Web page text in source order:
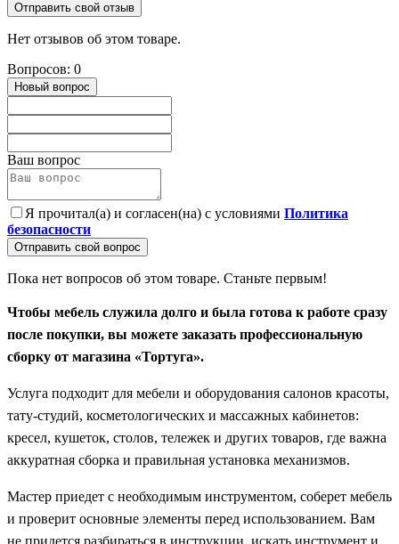
Отправить свой отзыв
Нет отзывов об этом товаре.
Вопросов: 0
Новый вопрос
Ваш вопрос
Я прочитал(а) и согласен(на) с условиями Политика
безопасности
Отправить свой вопрос
Пока нет вопросов об этом товаре. Станьте первым!
Чтобы мебель служила долго и была готова к работе сразу
после покупки, вы можете заказать профессиональную
сборку от магазина «Тортуга».
Услуга подходит для мебели и оборудования салонов красоты,
тату-студий, косметологических и массажных кабинетов:
кресел, кушеток, столов, тележек и других товаров, где важна
аккуратная сборка и правильная установка механизмов.
Мастер приедет с необходимым инструментом, соберет мебель
и проверит основные элементы перед использованием. Вам
не придется разбираться в инструкции, искать инструмент и